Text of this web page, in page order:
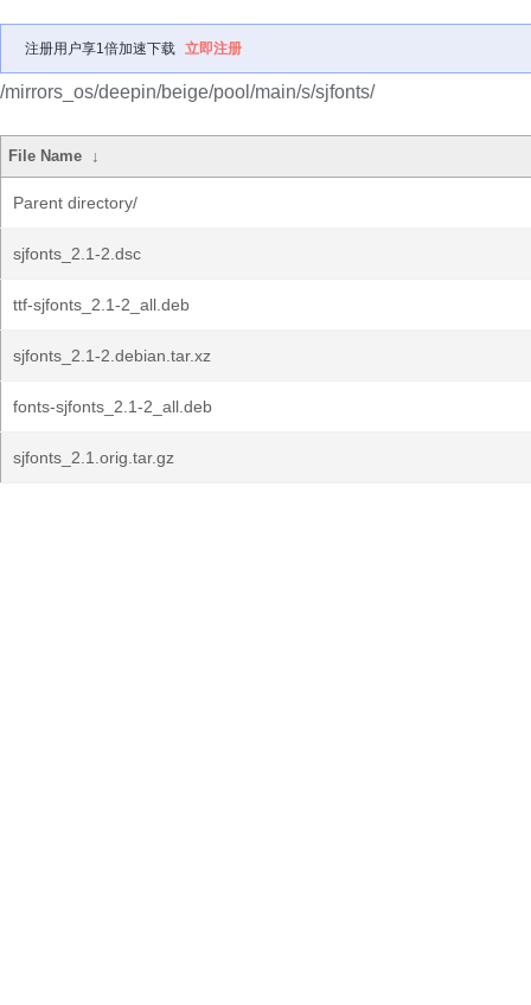
注册用户享1倍加速下载 立即注册
/mirrors_os/deepin/beige/pool/main/s/sjfonts/
File Name ↓
Parent directory/
sjfonts_2.1-2.dsc
ttf-sjfonts_2.1-2_all.deb
sjfonts_2.1-2.debian.tar.xz
fonts-sjfonts_2.1-2_all.deb
sjfonts_2.1.orig.tar.gz